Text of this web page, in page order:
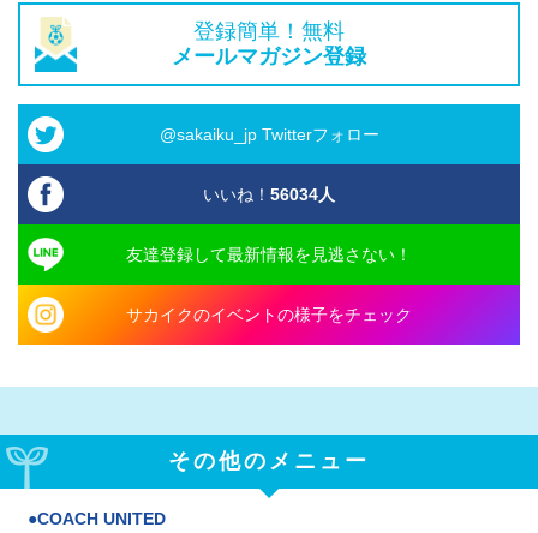
登録簡単！無料
メールマガジン登録
@sakaiku_jp Twitterフォロー
いいね！ 56034人
友達登録して最新情報を見逃さない！
サカイクのイベントの様子をチェック
その他のメニュー
COACH UNITED